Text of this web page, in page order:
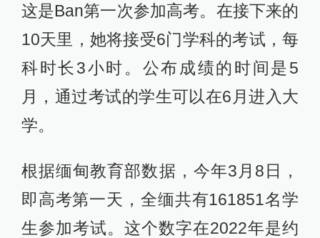
这是Ban第一次参加高考。在接下来的
10天里，她将接受6门学科的考试，每
科时长3小时。公布成绩的时间是5
月，通过考试的学生可以在6月进入大
学。
根据缅甸教育部数据，今年3月8日，
即高考第一天，全缅共有161851名学
生参加考试。这个数字在2022年是约